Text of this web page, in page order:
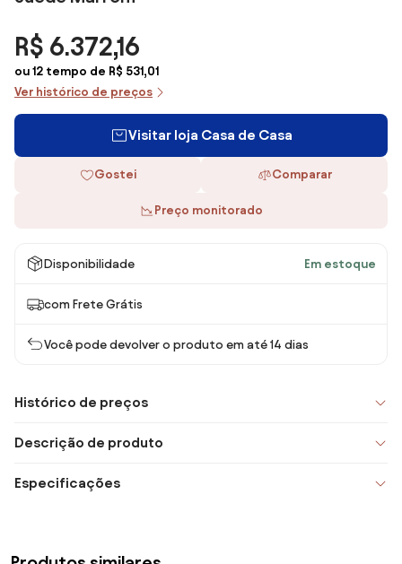
R$ 6.372,16
ou 12 tempo de R$ 531,01
Ver histórico de preços
Visitar loja Casa de Casa
Gostei Comparar
Preço monitorado
Disponibilidade Em estoque
com Frete Grátis
Você pode devolver o produto em até 14 dias
Histórico de preços
Descrição de produto
Especificações